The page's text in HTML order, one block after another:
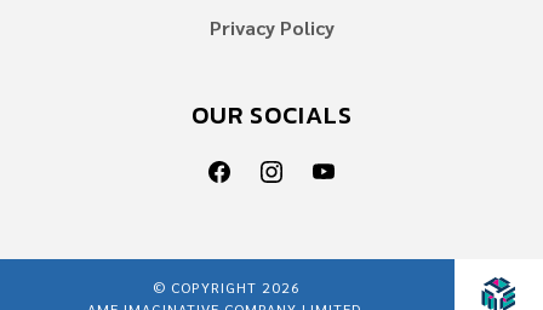
Privacy Policy
OUR SOCIALS
© COPYRIGHT 2026